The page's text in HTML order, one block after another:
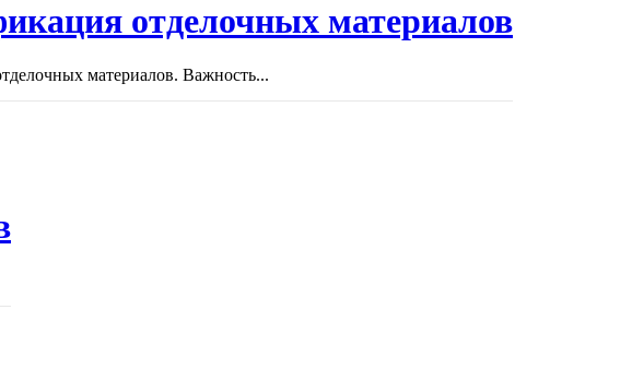
отделочных материалов
материалов. Важность...